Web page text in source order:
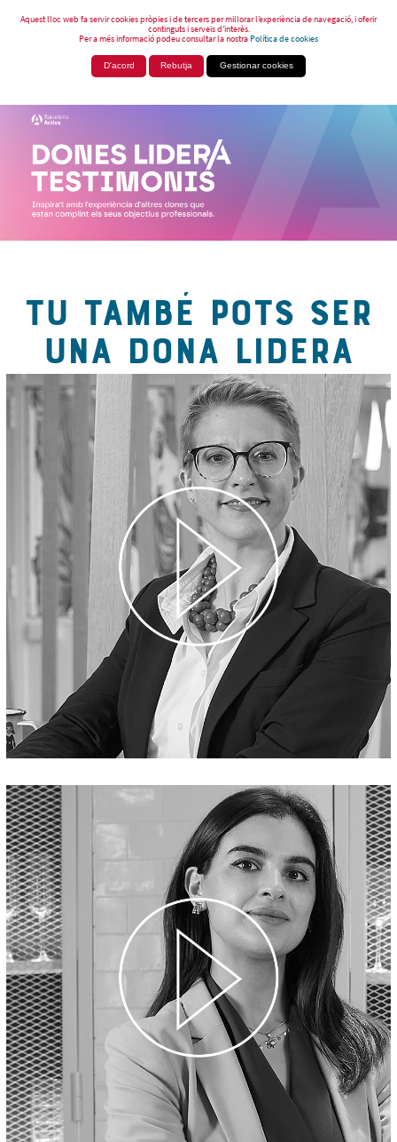
Aquest lloc web fa servir cookies pròpies i de tercers per millorar l’experiència de navegació, i oferir
continguts i serveis d’interès.
Per a més informació podeu consultar la nostraPolítica de cookies
D'acord Rebutja Gestionar cookies
TU TAMBÉ POTS SER
UNA DONA LIDERA